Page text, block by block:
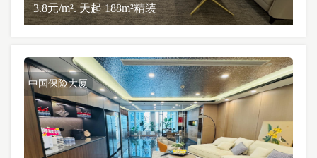
3.8元/m². 天起 188m²精装
中国保险大厦